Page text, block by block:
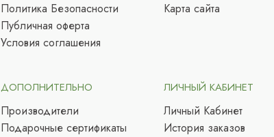
Политика Безопасности
Публичная оферта
Условия соглашения
Карта сайта
ДОПОЛНИТЕЛЬНО
Производители
Подарочные сертификаты
ЛИЧНЫЙ КАБИНЕТ
Личный Кабинет
История заказов